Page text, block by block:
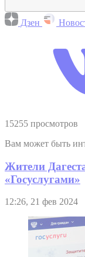
Дзен
15255 просмотров
Вам может быть
Жители
«Госуслугами»
12:26, 21 фев 2024